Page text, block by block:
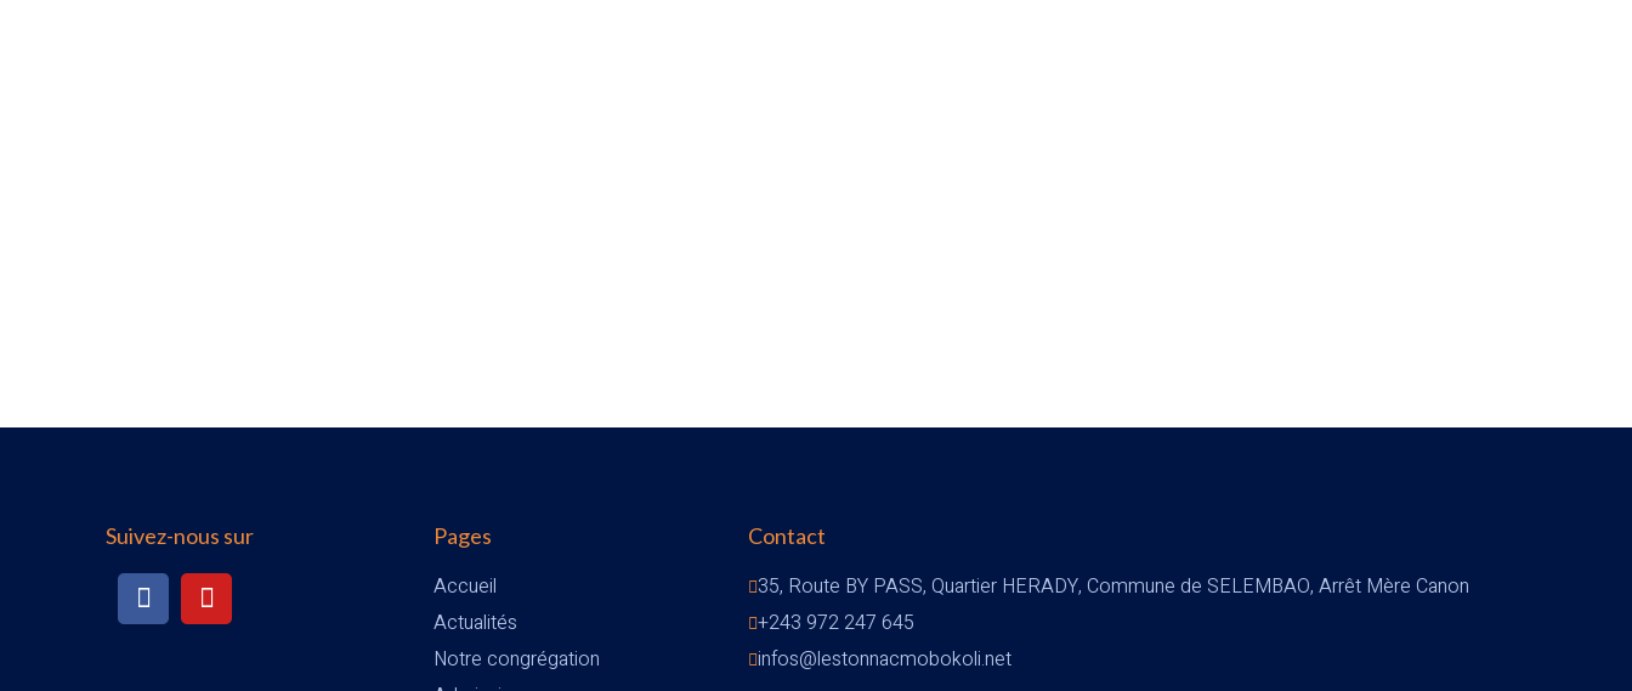
Suivez-nous sur Pages
Accueil
Actualités
Notre congrégation
Contact
35, Route BY PASS, Quartier HERADY, Commune de SELEMBAO, Arrêt Mère Canon
+243 972 247 645
infos@lestonnacmobokoli.net